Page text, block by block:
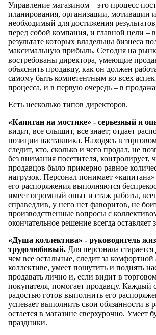
Управление магазином – это процесс
планирования, организации, мотивации
необходимый для достижения
перед собой компания, и главной цели –
результате которых владельцы бизнеса
максимальную прибыль. Сегодня на
востребованы директора, умеющие
объяснить продавцу, как он должен
самому быть компетентным во всех
процесса, и в первую очередь – в
Есть несколько типов директоров.
«Капитан на мостике» - серьезный и
видит, все слышит, все знает; отдает
позиции наставника. Находясь в торговом
следит, кто, сколько и чего продал, не
без внимания посетителя, контролирует,
продавцов было примерно равное
нагрузок. Персонал понимает «капитана»
его распоряжения выполняются
имеет огромный опыт и стаж работы,
справедлив, у него нет фаворитов, не
производственные вопросы с
окончательное решение всегда оставляет
«Душа коллектива» - руководитель
трудолюбивый. Для персонала
чем все остальные, следит за
коллективе, умеет пошутить и поднять
продавать лично и, если видит в
покупателя, помогает продавцу. Каждый
радостью готов выполнить его
успевает выполнить свои обязанности в
остается в магазине сверхурочно. Умеет
праздники.